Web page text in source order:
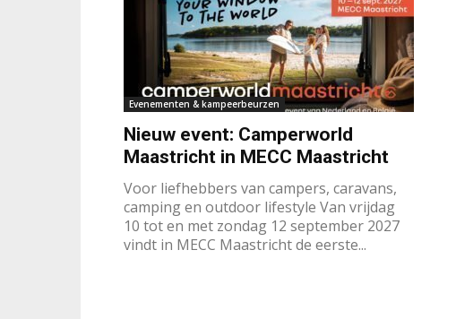
Evenementen & kampeerbeurzen
Nieuw event: Camperworld
Maastricht in MECC Maastricht
Voor liefhebbers van campers, caravans,
camping en outdoor lifestyle Van vrijdag
10 tot en met zondag 12 september 2027
vindt in MECC Maastricht de eerste...